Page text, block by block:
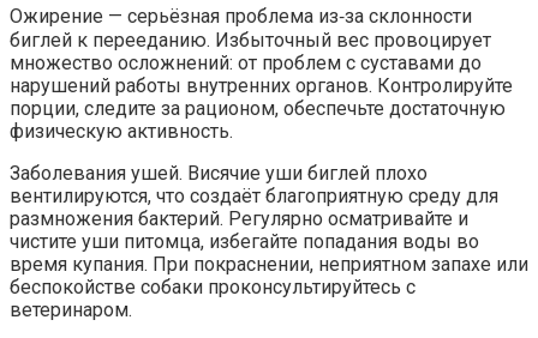
Ожирение — серьёзная проблема из‑за склонности
биглей к перееданию. Избыточный вес провоцирует
множество осложнений: от проблем с суставами до
нарушений работы внутренних органов. Контролируйте
порции, следите за рационом, обеспечьте достаточную
физическую активность.
Заболевания ушей. Висячие уши биглей плохо
вентилируются, что создаёт благоприятную среду для
размножения бактерий. Регулярно осматривайте и
чистите уши питомца, избегайте попадания воды во
время купания. При покраснении, неприятном запахе или
беспокойстве собаки проконсультируйтесь с
ветеринаром.